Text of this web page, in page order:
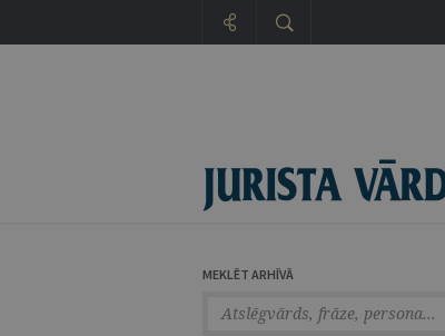
MEKLĒT ARHĪVĀ